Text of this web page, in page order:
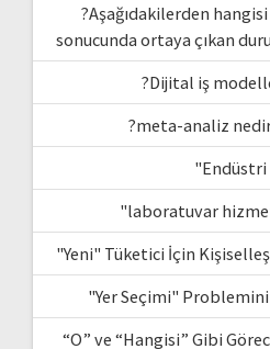
?Aşağıdakilerden
sonucunda ortaya çıkan
?Dijital iş
?meta-analiz nedir
"Endüstri
"laboratuvar
"Yeni" Tüketici İçin
"Yer Seçimi"
“O” ve “Hangisi” Gibi